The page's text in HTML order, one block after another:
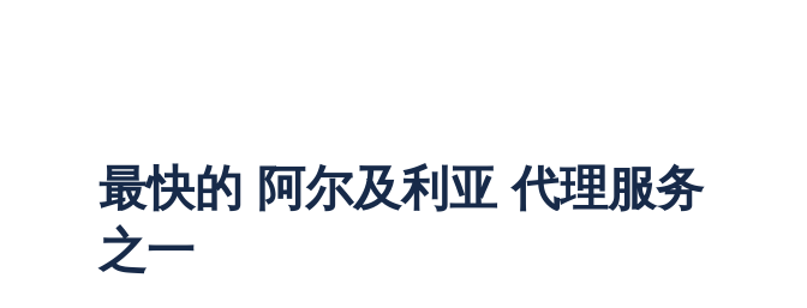
最快的 阿尔及利亚 代理服务
之一